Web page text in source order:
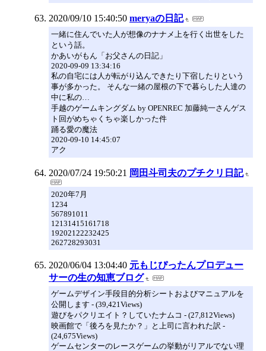
2020/09/10 15:40:50 meryaの日記
一緒に住んでいた人が想像のナナメ上を行く出世をした
という話。
かあいがもん「お父さんの日記」
2020-09-09 13:34:16
私の自宅には人が転がり込んできたり下宿したりという
事が多かった。 そんな一緒の屋根の下で暮らした人達の
中に私の…
手越のゲームキングダム by OPENREC 加藤純一さんゲス
ト回がめちゃくちゃ楽しかった件
踊る愛の魔法
2020-09-10 14:45:07
アク
2020/07/24 19:50:21 岡田斗司夫のプチクリ日記
2020年7月
1234
567891011
12131415161718
19202122232425
262728293031
2020/06/04 13:04:40 元もじぴったんプロデュー
サーの生の知恵ブログ
ゲームデザイン手段目的分析シートおよびマニュアルを
公開します - (39,421Views)
遊びをパクリエイト？していたナムコ - (27,812Views)
映画館で「後ろを見たか？」と上司に言われた訳 -
(24,675Views)
ゲームセンターのレースゲームの挙動がリアルでない理